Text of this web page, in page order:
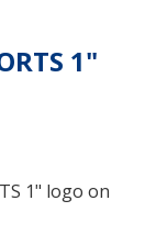
1"
1" logo on